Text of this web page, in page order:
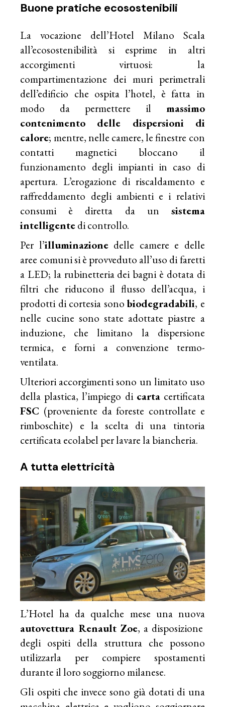
Buone pratiche ecosostenibili
La vocazione dell’Hotel Milano Scala
all’ecosostenibilità si esprime in altri
accorgimenti virtuosi: la
compartimentazione dei muri perimetrali
dell’edificio che ospita l’hotel, è fatta in
modo da permettere il massimo
contenimento delle dispersioni di
calore; mentre, nelle camere, le finestre con
contatti magnetici bloccano il
funzionamento degli impianti in caso di
apertura. L’erogazione di riscaldamento e
raffreddamento degli ambienti e i relativi
consumi è diretta da un sistema
intelligentedi controllo.
Per l’illuminazionedelle camere e delle
aree comuni si è provveduto all’uso di faretti
a LED; la rubinetteria dei bagni è dotata di
filtri che riducono il flusso dell’acqua, i
prodotti di cortesia sonobiodegradabili, e
nelle cucine sono state adottate piastre a
induzione, che limitano la dispersione
termica, e forni a convenzione termo-
ventilata.
Ulteriori accorgimenti sono un limitato uso
della plastica, l’impiego di cartacertificata
FSC (proveniente da foreste controllate e
rimboschite) e la scelta di una tintoria
certificata ecolabel per lavare la biancheria.
A tutta elettricità
L’Hotel ha da qualche mese una nuova
autovettura Renault Zoe, a disposizione
degli ospiti della struttura che possono
utilizzarla per compiere spostamenti
durante il loro soggiorno milanese.
Gli ospiti che invece sono già dotati di una